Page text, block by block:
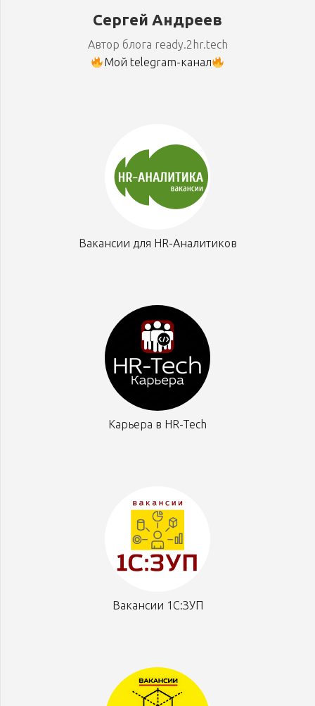
Сергей Андреев
Автор блога ready.2hr.tech
Мой telegram-канал
Вакансии для HR-Аналитиков
Карьера в HR-Tech
Вакансии 1С:ЗУП